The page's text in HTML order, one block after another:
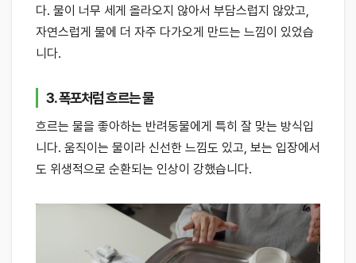
다. 물이 너무 세게 올라오지 않아서 부담스럽지 않았고,
자연스럽게 물에 더 자주 다가오게 만드는 느낌이 있었습
니다.
3. 폭포처럼 흐르는 물
흐르는 물을 좋아하는 반려동물에게 특히 잘 맞는 방식입
니다. 움직이는 물이라 신선한 느낌도 있고, 보는 입장에서
도 위생적으로 순환되는 인상이 강했습니다.